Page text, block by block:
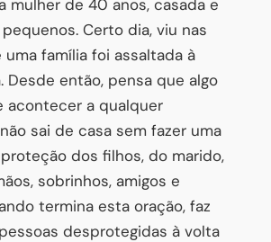
mulher de 40 anos, casada e
Certo dia, viu nas
família foi assaltada à
Desde então, pensa que algo
acontecer a qualquer
sai de casa sem fazer uma
dos filhos, do marido,
sobrinhos, amigos e
termina esta oração, faz
desprotegidas à volta